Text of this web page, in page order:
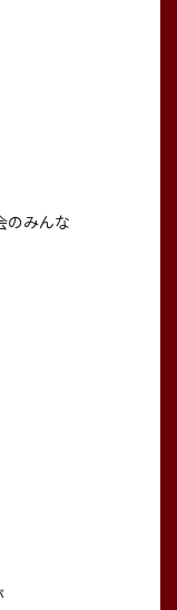
のみんな